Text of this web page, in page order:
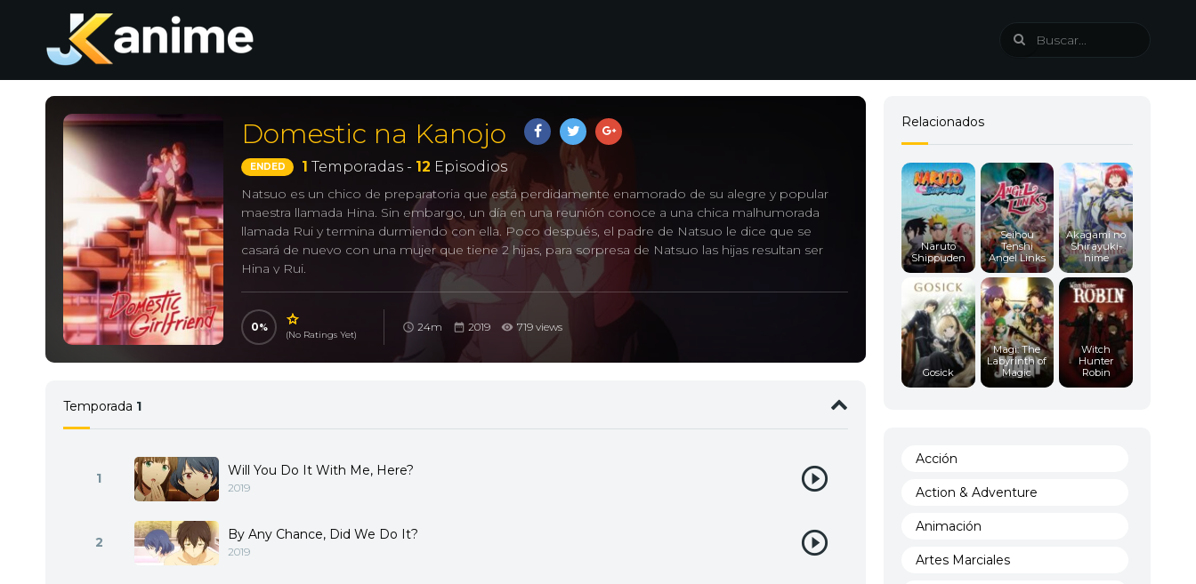
Domestic na Kanojo
ENDED 1 Temporadas - 12 Episodios
Natsuo es un chico de preparatoria que está perdidamente enamorado de su alegre y popular
maestra llamada Hina. Sin embargo, un día en una reunión conoce a una chica malhumorada
llamada Rui y termina durmiendo con ella. Poco después, el padre de Natsuo le dice que se
casará de nuevo con una mujer que tiene 2 hijas, para sorpresa de Natsuo las hijas resultan ser
Hina y Rui.
Domestic Girlfriend, Dome x Kano, Domekano, ドメスティックな彼女
0
(No Ratings Yet)
24m 2019 719 views
Temporada 1
1 Will You Do It With Me, Here?
2019
2 By Any Chance, Did We Do It?
2019
Relacionados
Naruto
Shippuden
Seihou
Tenshi
Angel Links
Akagami no
Shirayuki-
hime
Gosick
Magi: The
Labyrinth of
Magic
Witch
Hunter
Robin
Acción
Action & Adventure
Animación
Artes Marciales